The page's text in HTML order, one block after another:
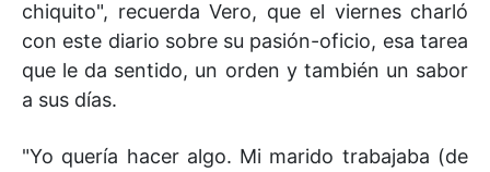
chiquito", recuerda Vero, que el viernes charló
con este diario sobre su pasión-oficio, esa tarea
que le da sentido, un orden y también un sabor
a sus días.
"Yo quería hacer algo. Mi marido trabajaba (de